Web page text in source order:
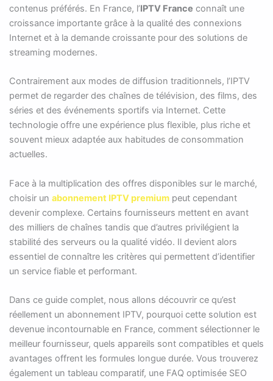
contenus préférés. En France, l’IPTV France connaît une
croissance importante grâce à la qualité des connexions
Internet et à la demande croissante pour des solutions de
streaming modernes.
Contrairement aux modes de diffusion traditionnels, l’IPTV
permet de regarder des chaînes de télévision, des films, des
séries et des événements sportifs via Internet. Cette
technologie offre une expérience plus flexible, plus riche et
souvent mieux adaptée aux habitudes de consommation
actuelles.
Face à la multiplication des offres disponibles sur le marché,
choisir un abonnement IPTV premiumpeut cependant
devenir complexe. Certains fournisseurs mettent en avant
des milliers de chaînes tandis que d’autres privilégient la
stabilité des serveurs ou la qualité vidéo. Il devient alors
essentiel de connaître les critères qui permettent d’identifier
un service fiable et performant.
Dans ce guide complet, nous allons découvrir ce qu’est
réellement un abonnement IPTV, pourquoi cette solution est
devenue incontournable en France, comment sélectionner le
meilleur fournisseur, quels appareils sont compatibles et quels
avantages offrent les formules longue durée. Vous trouverez
également un tableau comparatif, une FAQ optimisée SEO